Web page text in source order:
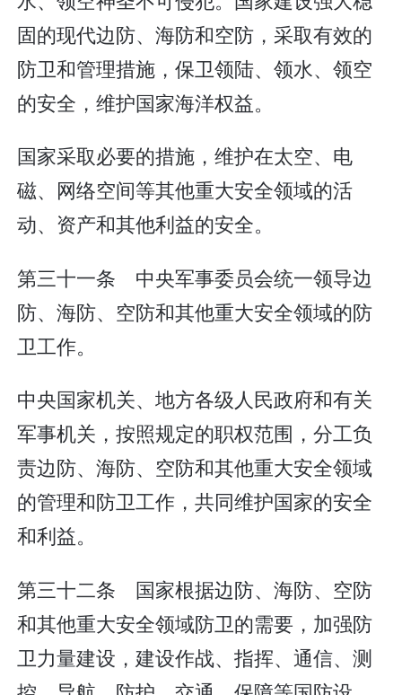
固的现代边防、海防和空防，采取有效的
防卫和管理措施，保卫领陆、领水、领空
的安全，维护国家海洋权益。
国家采取必要的措施，维护在太空、电
磁、网络空间等其他重大安全领域的活
动、资产和其他利益的安全。
第三十一条 中央军事委员会统一领导边
防、海防、空防和其他重大安全领域的防
卫工作。
中央国家机关、地方各级人民政府和有关
军事机关，按照规定的职权范围，分工负
责边防、海防、空防和其他重大安全领域
的管理和防卫工作，共同维护国家的安全
和利益。
第三十二条 国家根据边防、海防、空防
和其他重大安全领域防卫的需要，加强防
卫力量建设，建设作战、指挥、通信、测